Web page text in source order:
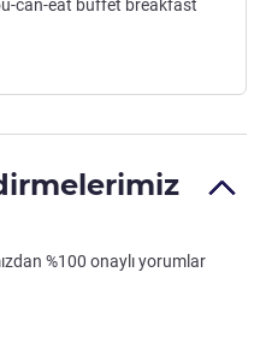
can-eat buffet breakfast
%100 onaylı yorumlar